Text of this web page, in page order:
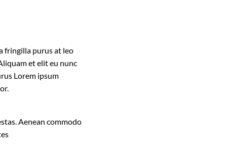
fringilla purus at leo
et elit eu nunc
Lorem ipsum
Aenean commodo